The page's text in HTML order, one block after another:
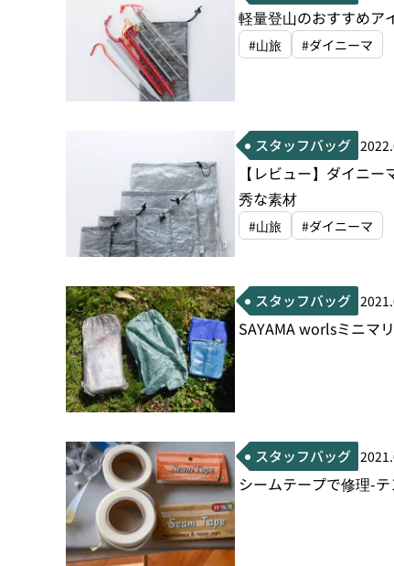
軽量登山のおすすめア
#山旅 #ダイニーマ
スタッフバッグ
【レビュー】ダイニ
秀な素材
#山旅 #ダイニーマ
スタッフバッグ
SAYAMA worlsミニマ
スタッフバッグ
シームテープで修理-